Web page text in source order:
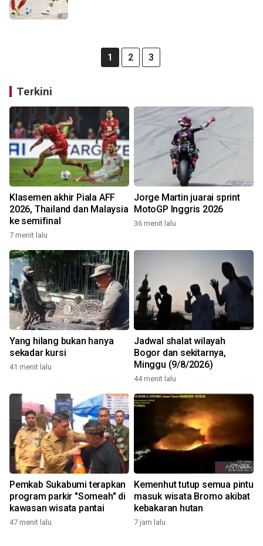
1 2 3
Terkini
Klasemen akhir Piala AFF
2026, Thailand dan Malaysia
ke semifinal
7 menit lalu
Jorge Martin juarai sprint
MotoGP Inggris 2026
36 menit lalu
Yang hilang bukan hanya
sekadar kursi
41 menit lalu
Jadwal shalat wilayah
Bogor dan sekitarnya,
Minggu (9/8/2026)
44 menit lalu
Pemkab Sukabumi terapkan
program parkir "Someah" di
kawasan wisata pantai
47 menit lalu
Kemenhut tutup semua pintu
masuk wisata Bromo akibat
kebakaran hutan
7 jam lalu